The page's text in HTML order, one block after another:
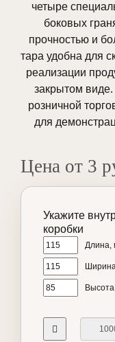
четыре
боковых
прочностью и
тара удобна для
реализации
закрытом
розничной
для
Цена от 3
Укажите
коробки
Длина,